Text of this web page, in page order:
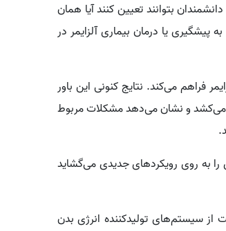
بتوانند تعیین کنند آیا همان
پیشگیری یا درمان بیماری آلزایمر در
فراهم می‌کند. نتایج کنونی این باور
می‌کشد و نشان می‌دهد مشکلات مربوط
به روی رویکردهای جدیدی می‌گشاید
از سیستم‌های تولیدکننده انرژی بدن